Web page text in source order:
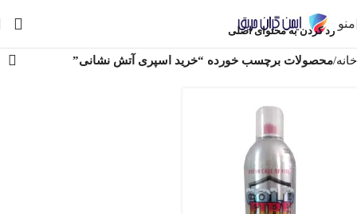
رد کردن به محتوای اصلی
منو
خانه/محصولات برچسب خورده “خرید اسپری آتش نشانی”